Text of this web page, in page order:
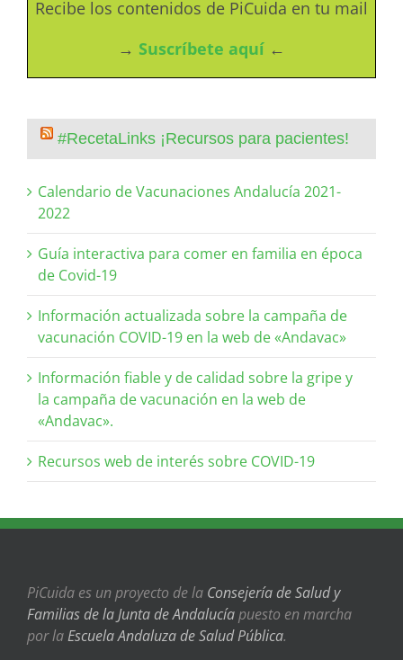
Recibe los contenidos de PiCuida en tu mail
→ Suscríbete aquí ←
#RecetaLinks ¡Recursos para pacientes!
Calendario de Vacunaciones Andalucía 2021-
2022
Guía interactiva para comer en familia en época
de Covid-19
Información actualizada sobre la campaña de
vacunación COVID-19 en la web de «Andavac»
Información fiable y de calidad sobre la gripe y
la campaña de vacunación en la web de
«Andavac».
Recursos web de interés sobre COVID-19
PiCuida es un proyecto de la Consejería de Salud y
Familias de la Junta de Andalucíapuesto en marcha
por laEscuela Andaluza de Salud Pública.